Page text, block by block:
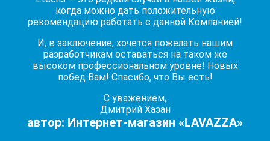
когда можно дать положительную
рекомендацию работать с данной Компанией!
И, в заключение, хочется пожелать нашим
разработчикам оставаться на таком же
высоком профессиональном уровне! Новых
побед Вам! Спасибо, что Вы есть!
С уважением,
Дмитрий Хазан
автор: Интернет-магазин «LAVAZZA»